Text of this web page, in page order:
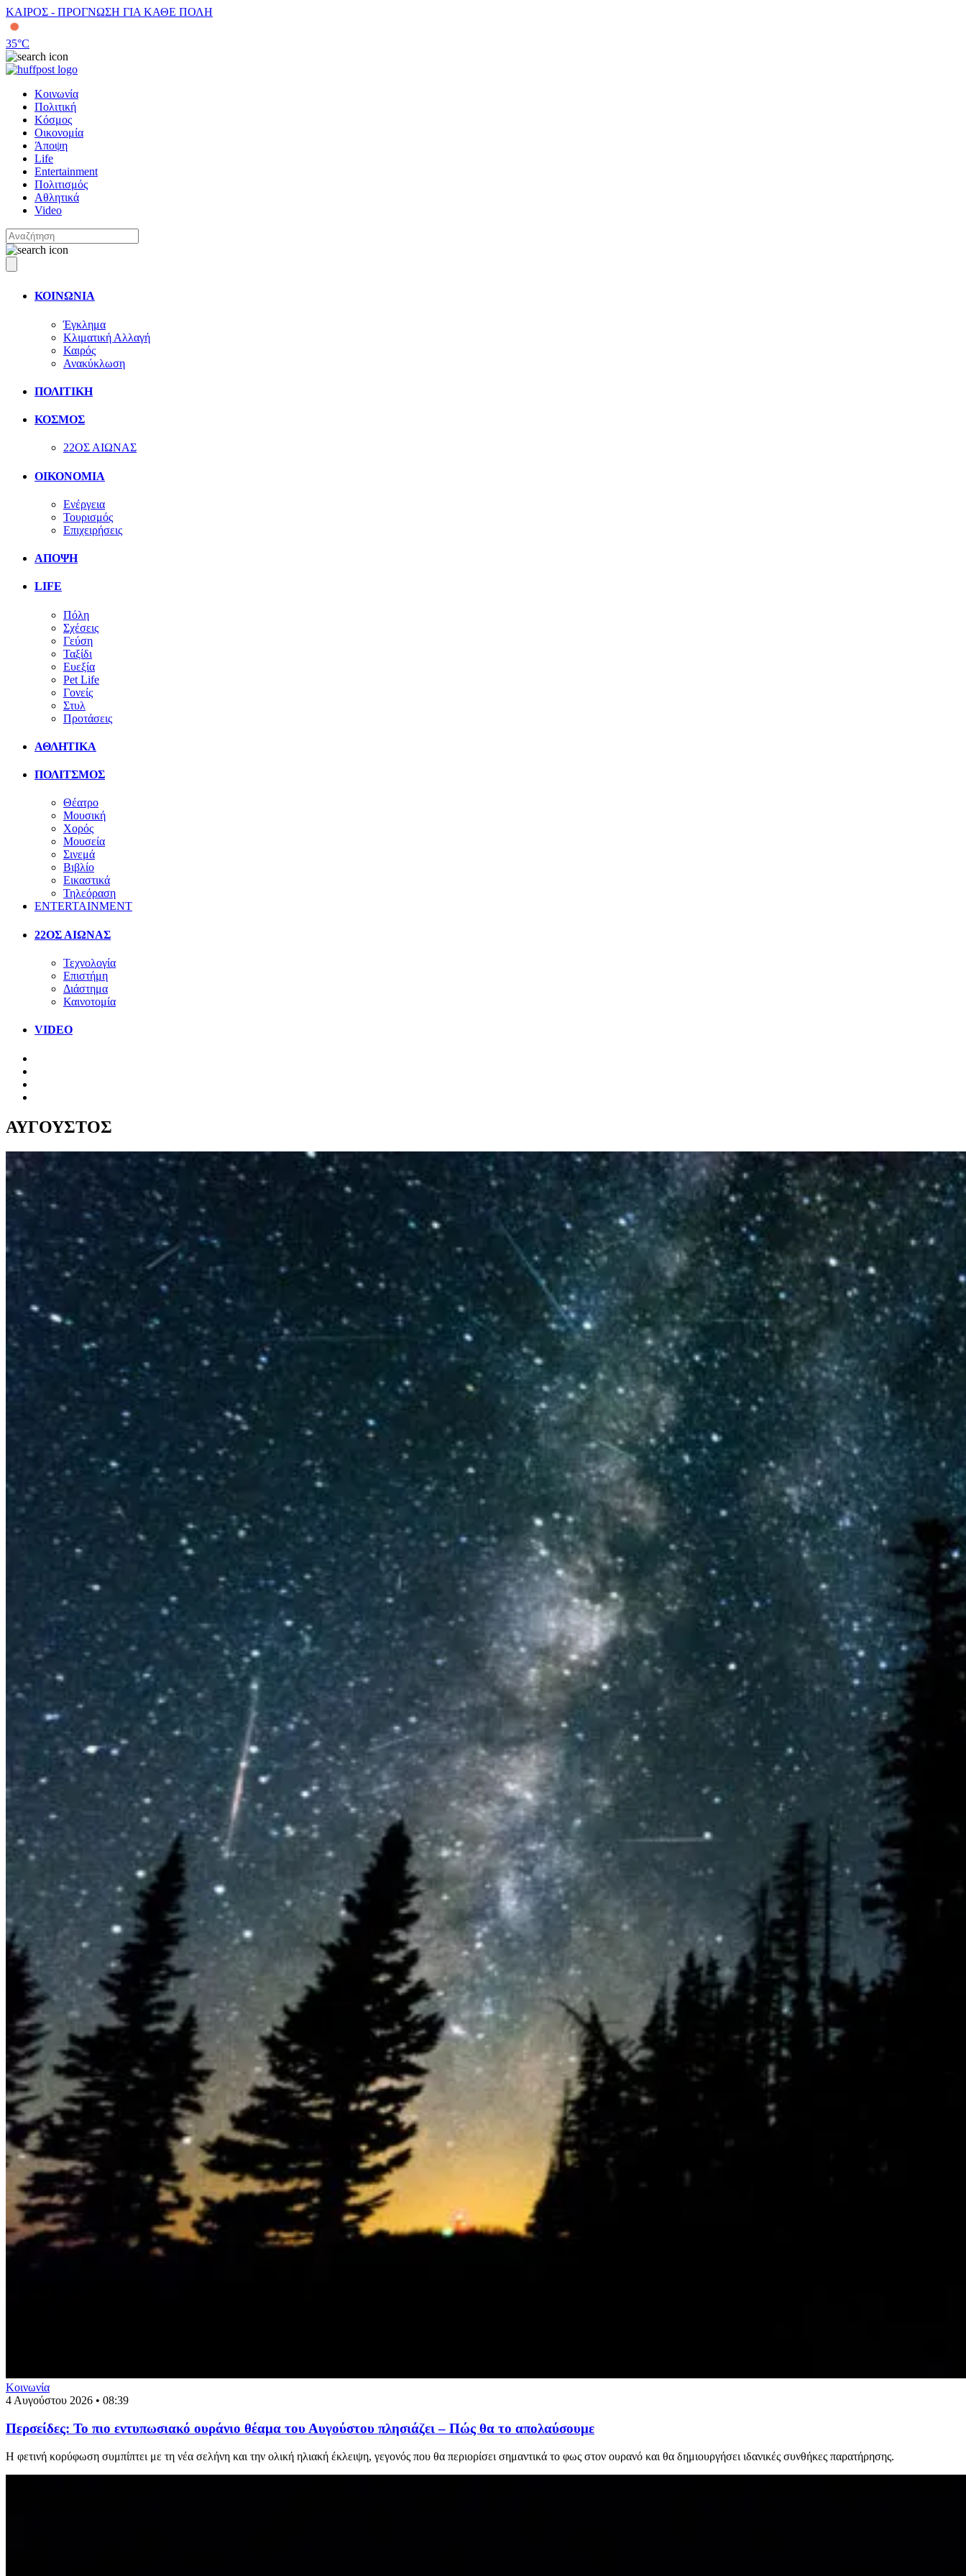
ΚΑΙΡΟΣ - ΠΡΟΓΝΩΣΗ ΓΙΑ ΚΑΘΕ ΠΟΛΗ
35°C
Κοινωνία
Πολιτική
Κόσμος
Οικονομία
Άποψη
Life
Entertainment
Πολιτισμός
Αθλητικά
Video
ΚΟΙΝΩΝΙΑ
Έγκλημα
Κλιματική Αλλαγή
Καιρός
Ανακύκλωση
ΠΟΛΙΤΙΚΗ
ΚΟΣΜΟΣ
22ΟΣ ΑΙΩΝΑΣ
ΟΙΚΟΝΟΜΙΑ
Ενέργεια
Τουρισμός
Επιχειρήσεις
ΑΠΟΨΗ
LIFE
Πόλη
Σχέσεις
Γεύση
Ταξίδι
Ευεξία
Pet Life
Γονείς
Στυλ
Προτάσεις
ΑΘΛΗΤΙΚΑ
ΠΟΛΙΤΣΜΟΣ
Θέατρο
Μουσική
Χορός
Μουσεία
Σινεμά
Βιβλίο
Εικαστικά
Τηλεόραση
ENTERTAINMENT
22ΟΣ ΑΙΩΝΑΣ
Τεχνολογία
Επιστήμη
Διάστημα
Καινοτομία
VIDEO
ΑΥΓΟΥΣΤΟΣ
Κοινωνία
4 Αυγούστου 2026 • 08:39
Περσείδες: Το πιο εντυπωσιακό ουράνιο θέαμα του Αυγούστου πλησιάζει – Πώς θα το απολαύσουμε
Η φετινή κορύφωση συμπίπτει με τη νέα σελήνη και την ολική ηλιακή έκλειψη, γεγονός που θα περιορίσει σημαντικά το φως στον ουρανό και θα δημιουργήσει ιδανικές συνθήκες παρατήρησης.